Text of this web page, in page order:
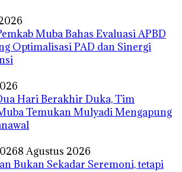
Muba Bahas Evaluasi APBD
Optimalisasi PAD dan Sinergi
Hari Berakhir Duka, Tim
Temukan Mulyadi Mengapung
8 Agustus 2026
Bukan Sekadar Seremoni, tetapi